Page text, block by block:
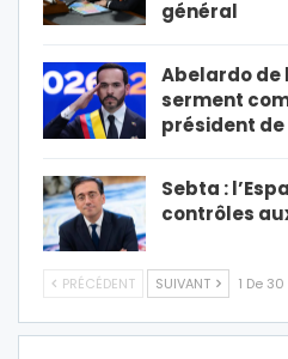
général
Abelardo de
serment
président
Sebta :
contrôles
PRÉCÉDENT SUIVANT 1 De